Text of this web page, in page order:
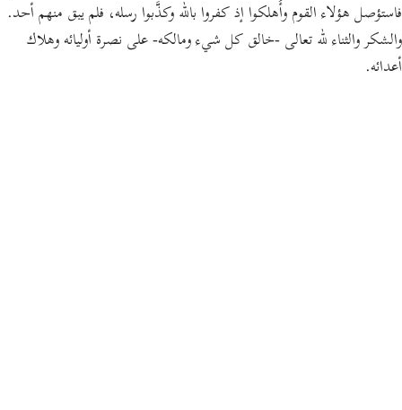
فاستؤصل هؤلاء القوم وأُهلكوا إذ كفروا بالله وكذَّبوا رسله، فلم يبق منهم أحد.
والشكر والثناء لله تعالى -خالق كل شيء ومالكه- على نصرة أوليائه وهلاك
أعدائه.